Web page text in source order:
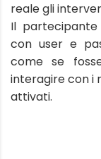
reale gli
Il
con user e
come se
interagire con i
attivati.